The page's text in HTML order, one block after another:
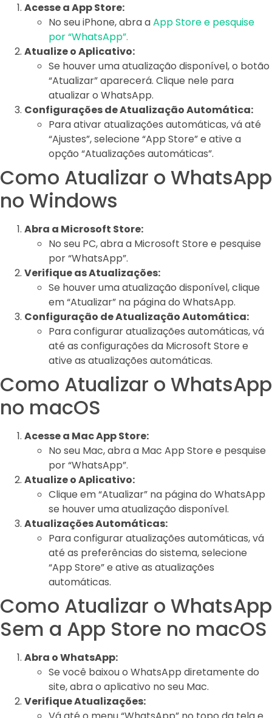
Acesse a App Store:
No seu iPhone, abra aApp Store e pesquise
por “WhatsApp”.
Atualize o Aplicativo:
Se houver uma atualização disponível, o botão
“Atualizar” aparecerá. Clique nele para
atualizar o WhatsApp.
Configurações de Atualização Automática:
Para ativar atualizações automáticas, vá até
“Ajustes”, selecione “App Store” e ative a
opção “Atualizações automáticas”.
Como Atualizar o WhatsApp
no Windows
Abra a Microsoft Store:
No seu PC, abra a Microsoft Store e pesquise
por “WhatsApp”.
Verifique as Atualizações:
Se houver uma atualização disponível, clique
em “Atualizar” na página do WhatsApp.
Configuração de Atualização Automática:
Para configurar atualizações automáticas, vá
até as configurações da Microsoft Store e
ative as atualizações automáticas.
Como Atualizar o WhatsApp
no macOS
Acesse a Mac App Store:
No seu Mac, abra a Mac App Store e pesquise
por “WhatsApp”.
Atualize o Aplicativo:
Clique em “Atualizar” na página do WhatsApp
se houver uma atualização disponível.
Atualizações Automáticas:
Para configurar atualizações automáticas, vá
até as preferências do sistema, selecione
“App Store” e ative as atualizações
automáticas.
Como Atualizar o WhatsApp
Sem a App Store no macOS
Abra o WhatsApp:
Se você baixou o WhatsApp diretamente do
site, abra o aplicativo no seu Mac.
Verifique Atualizações: